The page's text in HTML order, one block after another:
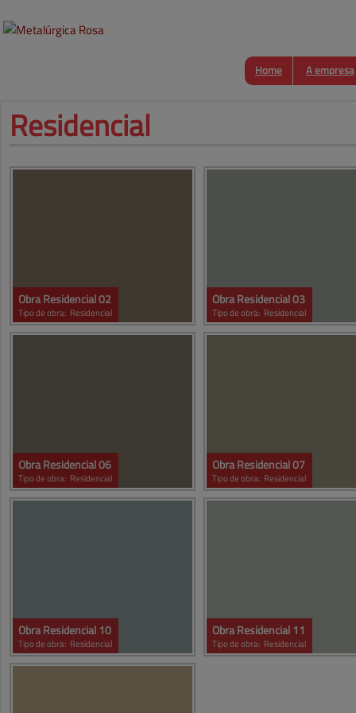
Home A empresa
Residencial
Obra Residencial 02
Tipo de obra: Residencial
Obra Residencial 03
Tipo de obra: Residencial
Obra Residencial 06
Tipo de obra: Residencial
Obra Residencial 07
Tipo de obra: Residencial
Obra Residencial 10
Tipo de obra: Residencial
Obra Residencial 11
Tipo de obra: Residencial